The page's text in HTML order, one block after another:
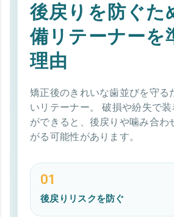
後戻りを防ぐた
備リテーナーを
理由
矯正後のきれいな歯並びを守る
いリテーナー。 破損や紛失で
ができると、後戻りや噛み合わ
がる可能性があります。
01
後戻りリスクを防ぐ